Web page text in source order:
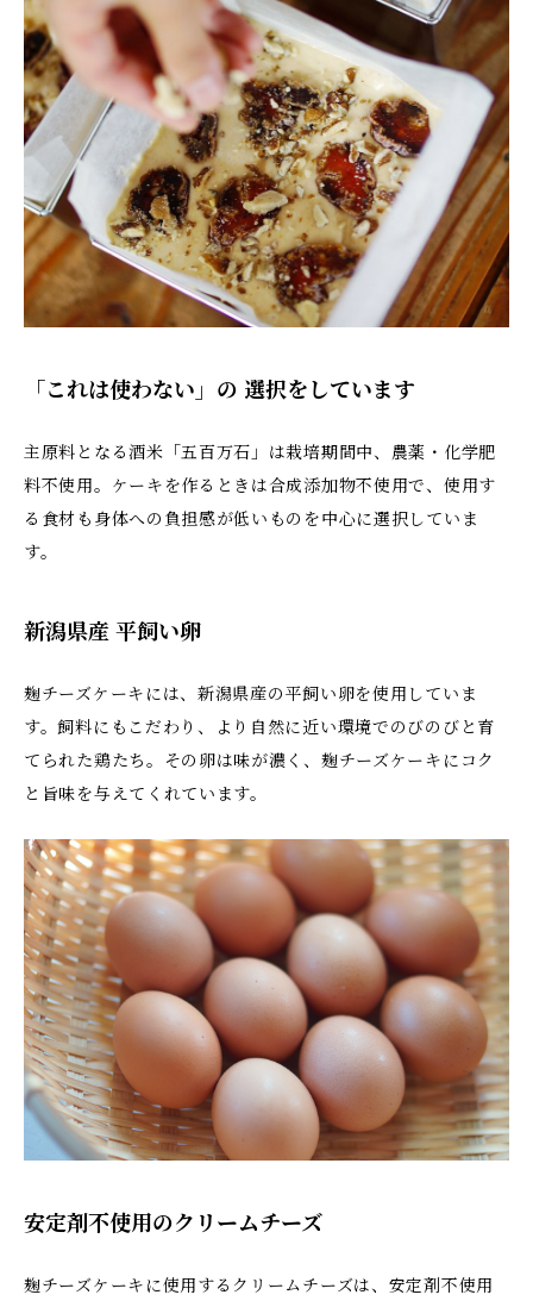
「これは使わない」の 選択をしています
主原料となる酒米「五百万石」は栽培期間中、農薬・化学肥
料不使用。ケーキを作るときは合成添加物不使用で、使用す
る食材も身体への負担感が低いものを中心に選択していま
す。
新潟県産 平飼い卵
麹チーズケーキには、新潟県産の平飼い卵を使用していま
す。飼料にもこだわり、より自然に近い環境でのびのびと育
てられた鶏たち。その卵は味が濃く、麹チーズケーキにコク
と旨味を与えてくれています。
安定剤不使用のクリームチーズ
麹チーズケーキに使用するクリームチーズは、安定剤不使用